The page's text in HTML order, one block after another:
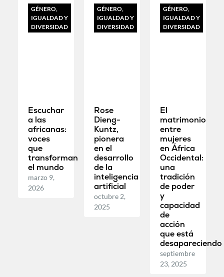
GÉNERO,
IGUALDAD Y
DIVERSIDAD
Escuchar
a las
africanas:
voces
que
transforman
el mundo
marzo 9,
2026
GÉNERO,
IGUALDAD Y
DIVERSIDAD
Rose
Dieng-
Kuntz,
pionera
en el
desarrollo
de la
inteligencia
artificial
octubre 2,
2025
GÉNERO,
IGUALDAD Y
DIVERSIDAD
El
matrimonio
entre
mujeres
en África
Occidental:
una
tradición
de poder
y
capacidad
de
acción
que está
desapareciendo
septiembre
23, 2025